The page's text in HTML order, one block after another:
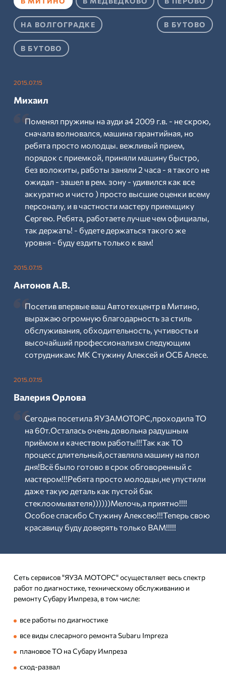
НА ВОЛГОГРАДКЕ В БУТОВО
В БУТОВО
2015.07.15
Михаил
Поменял пружины на ауди а4 2009 г.в. - не скрою,
сначала волновался, машина гарантийная, но
ребята просто молодцы. вежливый прием,
порядок с приемкой, приняли машину быстро,
без волокиты, работы заняли 2 часа - я такого не
ожидал - зашел в рем. зону - удивился как все
аккуратно и чисто ) просто высшие оценки всему
персоналу, и в частности мастеру приемщику
Сергею. Ребята, работаете лучше чем официалы,
так держать! - будете держаться такого же
уровня - буду ездить только к вам!
2015.07.15
Антонов А.В.
Посетив впервые ваш Автотехцентр в Митино,
выражаю огромную благодарность за стиль
обслуживания, обходительность, учтивость и
высочайший профессионализм следующим
сотрудникам: МК Стужину Алексей и ОСБ Алесе.
2015.07.15
Валерия Орлова
Сегодня посетила ЯУЗАМОТОРС,проходила ТО
на 60т.Осталась очень довольна радушным
приёмом и качеством работы!!!Так как ТО
процесс длительный,оставляла машину на пол
дня!Всё было готово в срок обговоренный с
мастером!!!Ребята просто молодцы,не упустили
даже такую деталь как пустой бак
стеклоомывателя))))))Мелочь,а приятно!!!!
Особое спасибо Стужину Алексею!!!Теперь свою
красавицу буду доверять только ВАМ!!!!!
Сеть сервисов "ЯУЗА МОТОРС" осуществляет весь спектр
работ по диагностике, техническому обслуживанию и
ремонту Субару Импреза, в том числе:
все работы по диагностике
все виды слесарного ремонта Subaru Impreza
плановое ТО на Субару Импреза
сход-развал